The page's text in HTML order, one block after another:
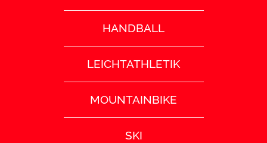
HANDBALL
LEICHTATHLETIK
MOUNTAINBIKE
SKI